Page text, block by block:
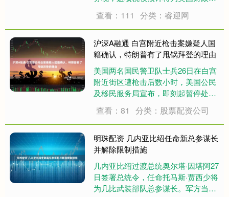
带来数十亿英镑收入。 英国政府周三
公布了针对数字服务税的审查报告，
审查指出，在全球税收协议未达成之
前，该税将继续实施。 英国于2020年
4月开始....
查看：111 分类：睿迎网
沪深A融通 白宫附近枪击案嫌疑人国
籍确认，特朗普有了甩锅拜登的理由
美国两名国民警卫队士兵26日在白宫
附近街区遭枪击后数小时，美国公民
及移民服务局宣布，即刻起暂停处理
社报道，“所有关联阿富汗公民的移民
申请处理无限期停止，等待对安全和
筛查规范的进一步审查，此令即刻生
效。”美国....
查看：81 分类：股票配资公司
明珠配资 几内亚比绍任命新总参谋长
并解除限制措施
几内亚比绍过渡总统奥尔塔·因塔阿27
日签署总统令，任命托马斯·贾西少将
为几比武装部队总参谋长。军方当天